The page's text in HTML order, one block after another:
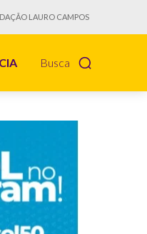
LAURO CAMPOS
Busca